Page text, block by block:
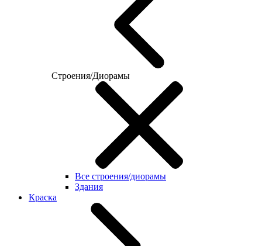
Строения/Диорамы
Все строения/диорамы
Здания
Краска